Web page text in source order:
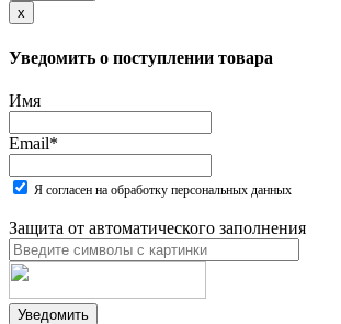
x
Уведомить о поступлении товара
Имя
Email*
Я согласен на обработку персональных данных
Защита от автоматического заполнения
Уведомить